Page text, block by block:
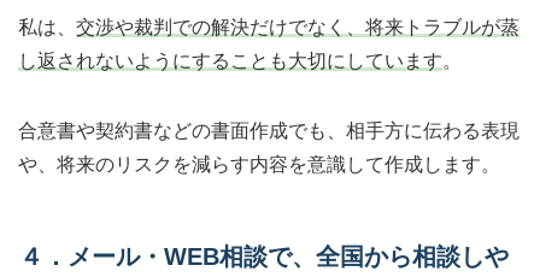
私は、交渉や裁判での解決だけでなく、将来トラブルが蒸
し返されないようにすることも大切にしています。
合意書や契約書などの書面作成でも、相手方に伝わる表現
や、将来のリスクを減らす内容を意識して作成します。
４．メール・WEB相談で、全国から相談しや